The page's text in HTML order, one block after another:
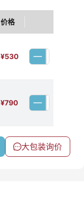
价格
¥530
¥790
大包装询价